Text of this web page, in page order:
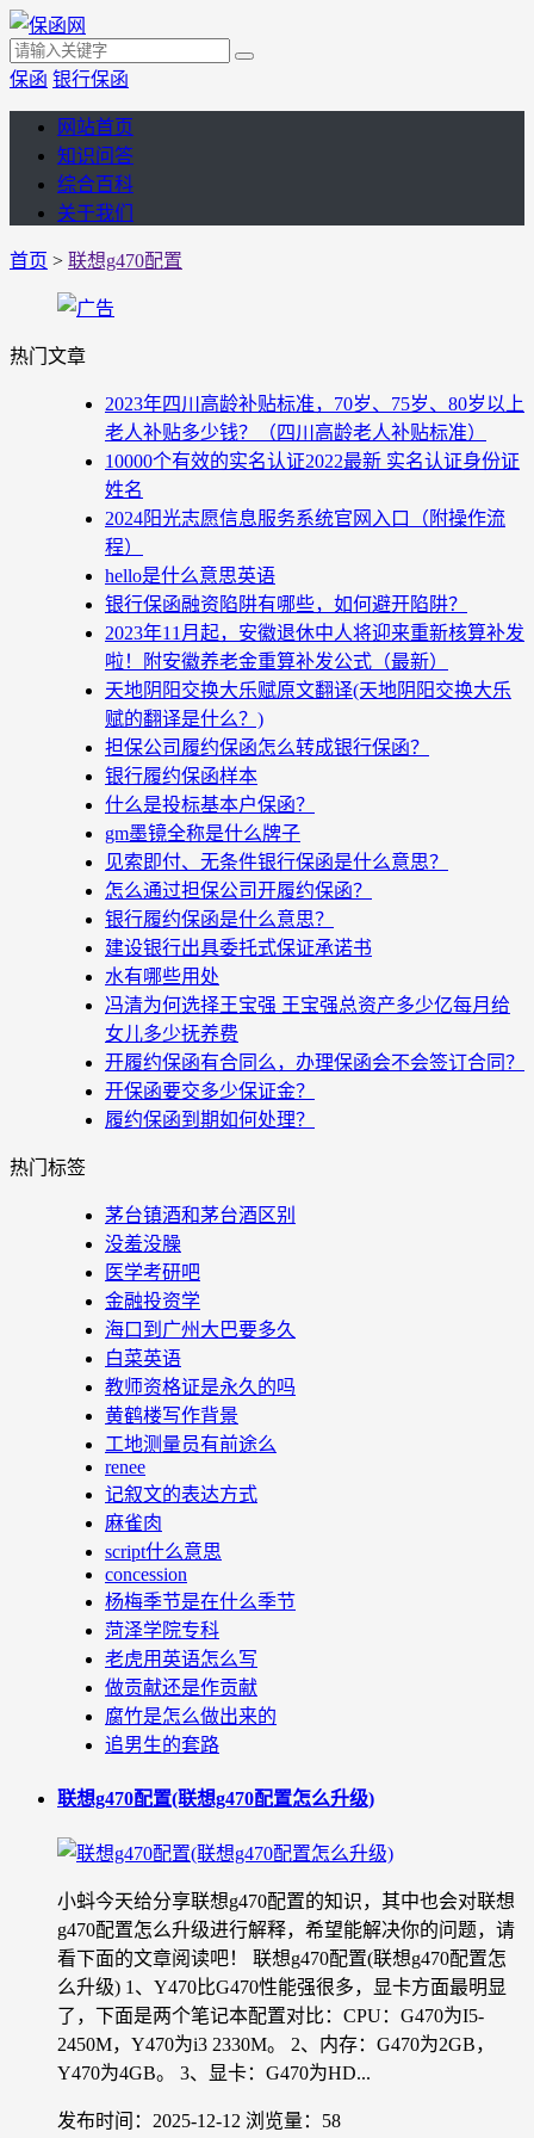
保函 银行保函
网站首页
知识问答
综合百科
关于我们
首页 > 联想g470配置
热门文章
2023年四川高龄补贴标准，70岁、75岁、80岁以上
老人补贴多少钱？（四川高龄老人补贴标准）
10000个有效的实名认证2022最新 实名认证身份证
姓名
2024阳光志愿信息服务系统官网入口（附操作流
程）
hello是什么意思英语
银行保函融资陷阱有哪些，如何避开陷阱？
2023年11月起，安徽退休中人将迎来重新核算补发
啦！附安徽养老金重算补发公式（最新）
天地阴阳交换大乐赋原文翻译(天地阴阳交换大乐
赋的翻译是什么？)
担保公司履约保函怎么转成银行保函？
银行履约保函样本
什么是投标基本户保函？
gm墨镜全称是什么牌子
见索即付、无条件银行保函是什么意思？
怎么通过担保公司开履约保函？
银行履约保函是什么意思？
建设银行出具委托式保证承诺书
水有哪些用处
冯清为何选择王宝强 王宝强总资产多少亿每月给
女儿多少抚养费
开履约保函有合同么，办理保函会不会签订合同？
开保函要交多少保证金？
履约保函到期如何处理？
热门标签
茅台镇酒和茅台酒区别
没羞没臊
医学考研吧
金融投资学
海口到广州大巴要多久
白菜英语
教师资格证是永久的吗
黄鹤楼写作背景
工地测量员有前途么
renee
记叙文的表达方式
麻雀肉
script什么意思
concession
杨梅季节是在什么季节
菏泽学院专科
老虎用英语怎么写
做贡献还是作贡献
腐竹是怎么做出来的
追男生的套路
联想g470配置(联想g470配置怎么升级)
小蚪今天给分享联想g470配置的知识，其中也会对联想
g470配置怎么升级进行解释，希望能解决你的问题，请
看下面的文章阅读吧！ 联想g470配置(联想g470配置怎
么升级) 1、Y470比G470性能强很多，显卡方面最明显
了，下面是两个笔记本配置对比：CPU：G470为I5-
2450M，Y470为i3 2330M。 2、内存：G470为2GB，
Y470为4GB。 3、显卡：G470为HD...
发布时间：2025-12-12 浏览量：58